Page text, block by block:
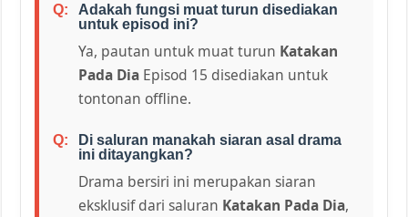
Adakah fungsi muat turun disediakan
untuk episod ini?
Ya, pautan untuk muat turun Katakan
Pada Dia Episod 15 disediakan untuk
tontonan offline.
Di saluran manakah siaran asal drama
ini ditayangkan?
Drama bersiri ini merupakan siaran
eksklusif dari saluran Katakan Pada Dia,